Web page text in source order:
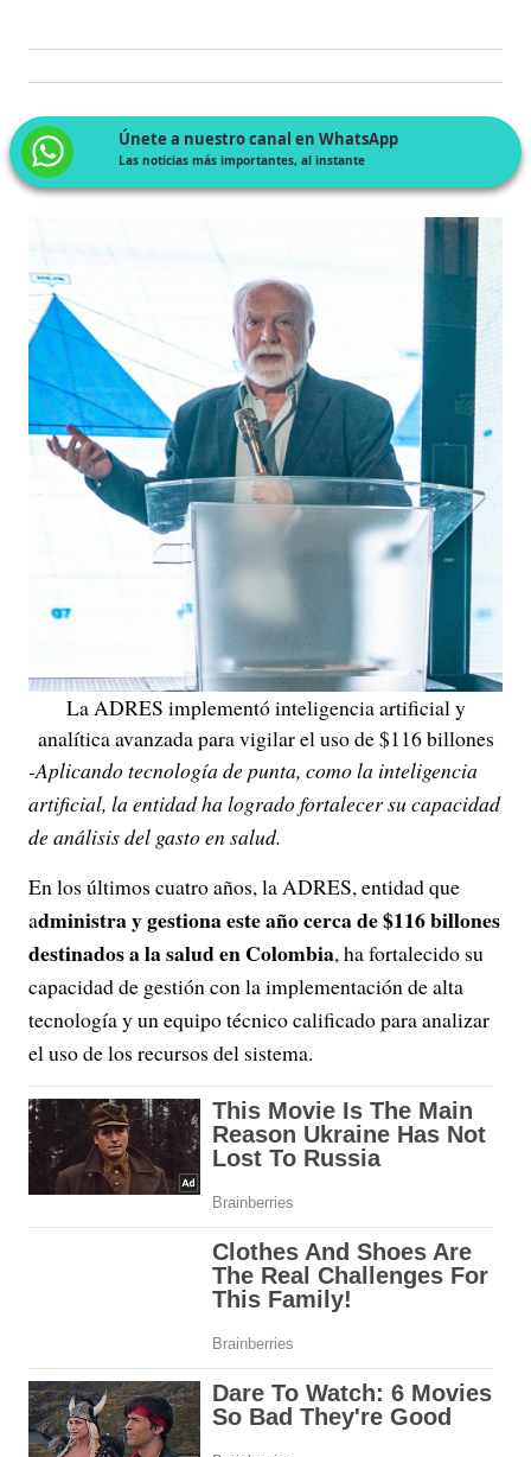
Únete a nuestro canal en WhatsApp
Las noticias más importantes, al instante
La ADRES implementó inteligencia artificial y
analítica avanzada para vigilar el uso de $116 billones
-Aplicando tecnología de punta, como la inteligencia
artificial, la entidad ha logrado fortalecer su capacidad
de análisis del gasto en salud.
En los últimos cuatro años, la ADRES, entidad que
administra y gestiona este año cerca de $116 billones
destinados a la salud en Colombia, ha fortalecido su
capacidad de gestión con la implementación de alta
tecnología y un equipo técnico calificado para analizar
el uso de los recursos del sistema.